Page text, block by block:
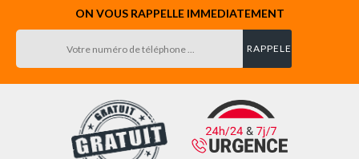
ON VOUS RAPPELLE IMMEDIATEMENT